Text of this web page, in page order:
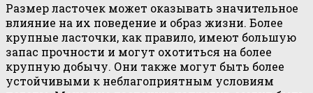
Размер ласточек может оказывать значительное
влияние на их поведение и образ жизни. Более
крупные ласточки, как правило, имеют большую
запас прочности и могут охотиться на более
крупную добычу. Они также могут быть более
устойчивыми к неблагоприятным условиям